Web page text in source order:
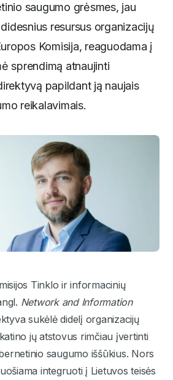
saugumo grėsmes, jau
resursus organizacijų
Komisija, reaguodama į
sprendimą atnaujinti
papildant ją naujais
reikalavimais.
Tinklo ir informacinių
Network and Information
sukėlė didelį organizacijų
jų atstovus rimčiau įvertinti
saugumo iššūkius. Nors
integruoti į Lietuvos teisės